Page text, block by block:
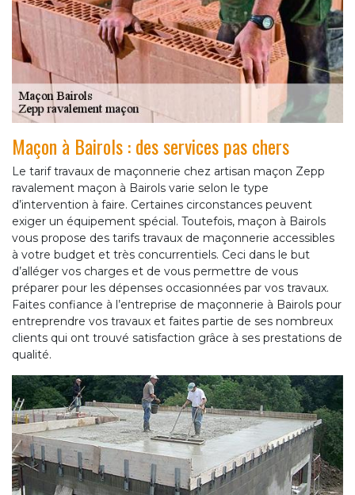
Maçon à Bairols : des services pas chers
Le tarif travaux de maçonnerie chez artisan maçon Zepp
ravalement maçon à Bairols varie selon le type
d’intervention à faire. Certaines circonstances peuvent
exiger un équipement spécial. Toutefois, maçon à Bairols
vous propose des tarifs travaux de maçonnerie accessibles
à votre budget et très concurrentiels. Ceci dans le but
d’alléger vos charges et de vous permettre de vous
préparer pour les dépenses occasionnées par vos travaux.
Faites confiance à l’entreprise de maçonnerie à Bairols pour
entreprendre vos travaux et faites partie de ses nombreux
clients qui ont trouvé satisfaction grâce à ses prestations de
qualité.